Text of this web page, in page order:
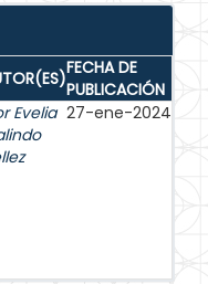
FECHA DE
PUBLICACIÓN
Evelia 27-ene-2024